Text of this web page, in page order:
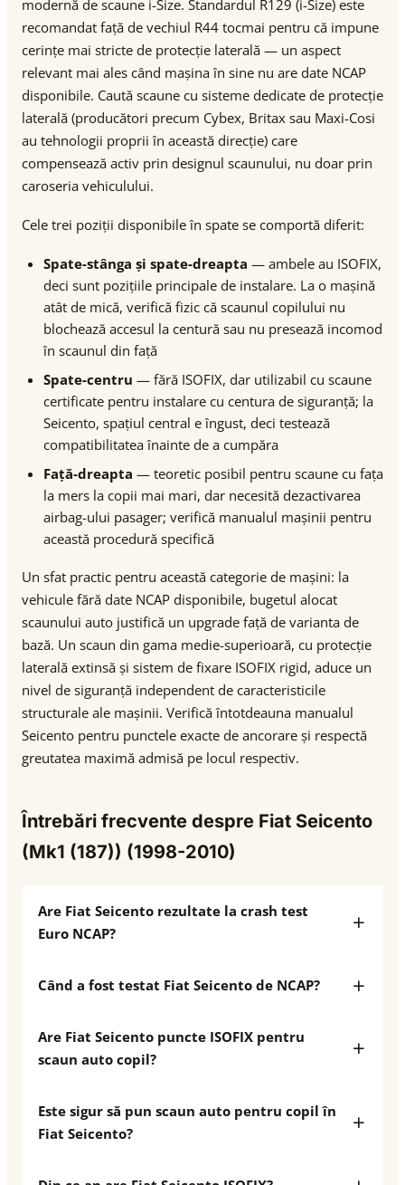
modernă de scaune i-Size. Standardul R129 (i-Size) este
recomandat față de vechiul R44 tocmai pentru că impune
cerințe mai stricte de protecție laterală — un aspect
relevant mai ales când mașina în sine nu are date NCAP
disponibile. Caută scaune cu sisteme dedicate de protecție
laterală (producători precum Cybex, Britax sau Maxi-Cosi
au tehnologii proprii în această direcție) care
compensează activ prin designul scaunului, nu doar prin
caroseria vehiculului.
Cele trei poziții disponibile în spate se comportă diferit:
Spate-stânga și spate-dreapta — ambele au ISOFIX,
deci sunt pozițiile principale de instalare. La o mașină
atât de mică, verifică fizic că scaunul copilului nu
blochează accesul la centură sau nu presează incomod
în scaunul din față
Spate-centru — fără ISOFIX, dar utilizabil cu scaune
certificate pentru instalare cu centura de siguranță; la
Seicento, spațiul central e îngust, deci testează
compatibilitatea înainte de a cumpăra
Față-dreapta — teoretic posibil pentru scaune cu fața
la mers la copii mai mari, dar necesită dezactivarea
airbag-ului pasager; verifică manualul mașinii pentru
această procedură specifică
Un sfat practic pentru această categorie de mașini: la
vehicule fără date NCAP disponibile, bugetul alocat
scaunului auto justifică un upgrade față de varianta de
bază. Un scaun din gama medie-superioară, cu protecție
laterală extinsă și sistem de fixare ISOFIX rigid, aduce un
nivel de siguranță independent de caracteristicile
structurale ale mașinii. Verifică întotdeauna manualul
Seicento pentru punctele exacte de ancorare și respectă
greutatea maximă admisă pe locul respectiv.
Întrebări frecvente despre Fiat Seicento
(Mk1 (187)) (1998-2010)
Are Fiat Seicento rezultate la crash test
Euro NCAP?
Când a fost testat Fiat Seicento de NCAP?
Are Fiat Seicento puncte ISOFIX pentru
scaun auto copil?
Este sigur să pun scaun auto pentru copil în
Fiat Seicento?